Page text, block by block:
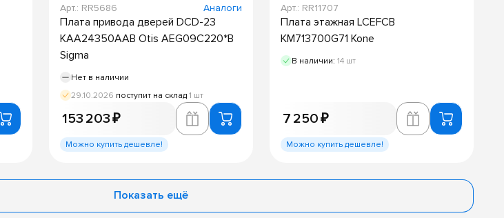
Арт.: RR5686 Аналоги
Плата привода дверей DCD-23
KAA24350AAB Otis AEG09C220*B
Sigma
Нет в наличии
29.10.2026 поступит на склад 1 шт
153 203 ₽
Можно купить дешевле!
Арт.: RR11707
Плата этажная LCEFCB
KM713700G71 Kone
В наличии: 14 шт
7 250 ₽
Можно купить дешевле!
Показать ещё